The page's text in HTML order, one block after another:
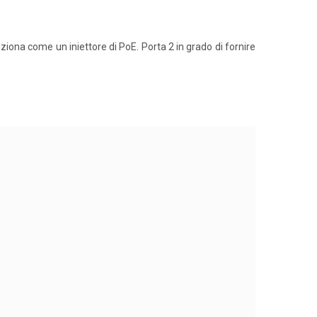
come un iniettore di PoE. Porta 2 in grado di fornire